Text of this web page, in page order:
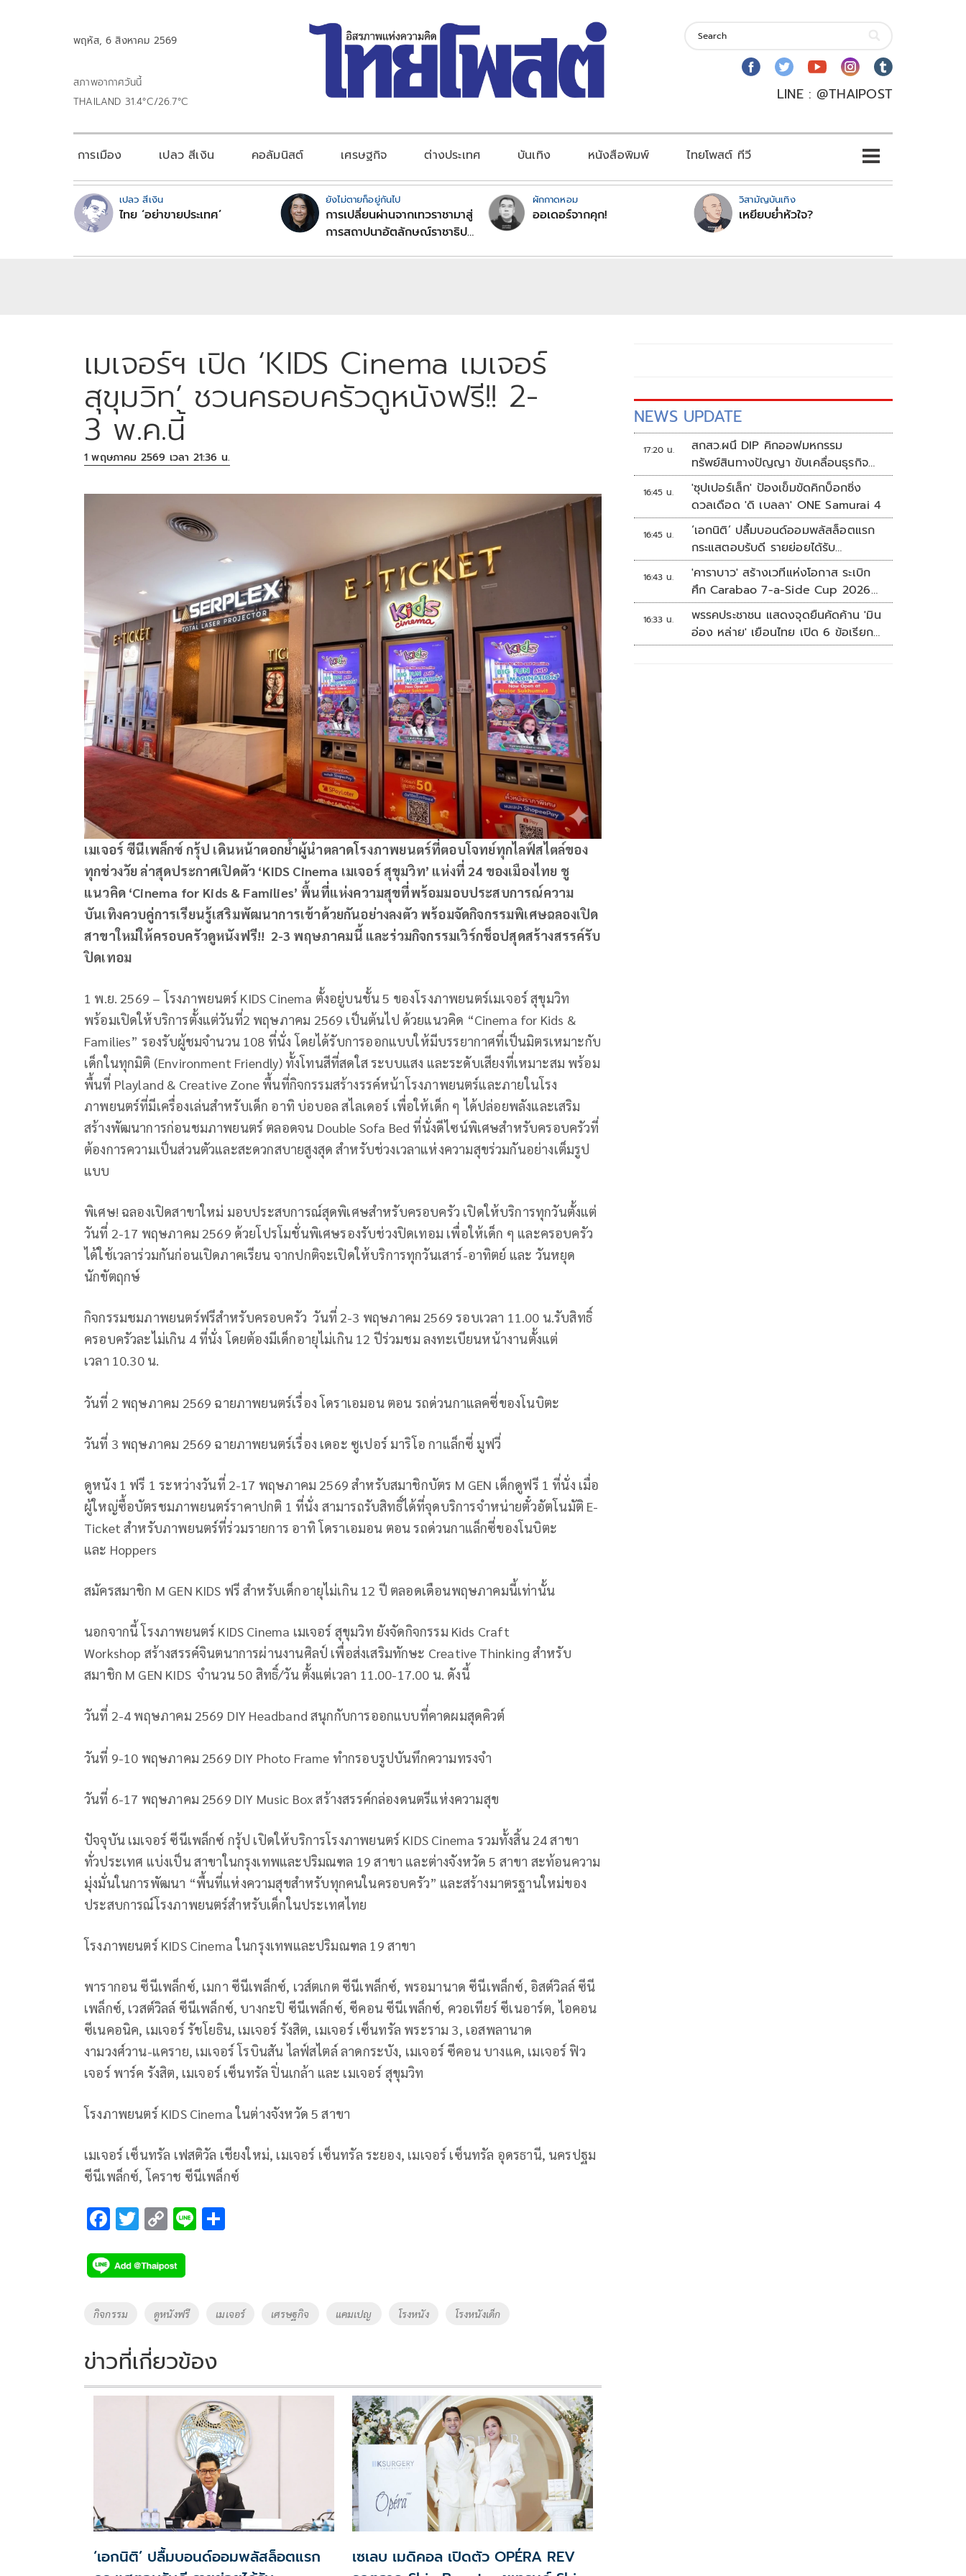
พฤหัส, 6 สิงหาคม 2569
สภาพอากาศวันนี้
THAILAND 31.4°C/26.7°C
LINE : @THAIPOST
การเมือง เปลว สีเงิน คอลัมนิสต์ เศรษฐกิจ ต่างประเทศ บันเทิง หนังสือพิมพ์ ไทยโพสต์ ทีวี
เปลว สีเงิน
ไทย ‘อย่าขายประเทศ’
ยังไม่ตายก็อยู่กันไป
การเปลี่ยนผ่านจากเทวราชามาสู่
การสถาปนาอัตลักษณ์ราชาธิป
ผักกาดหอม
ออเดอร์จากคุก!
วิสามัญบันเทิง
เหยียบย่ำหัวใจ?
เมเจอร์ฯ เปิด ‘KIDS Cinema เมเจอร์
สุขุมวิท’ ชวนครอบครัวดูหนังฟรี!! 2-
3 พ.ค.นี้
1 พฤษภาคม 2569 เวลา 21:36 น.
เมเจอร์ ซีนีเพล็กซ์ กรุ้ป เดินหน้าตอกย้ำผู้นำตลาดโรงภาพยนตร์ที่ตอบโจทย์ทุกไลฟ์สไตล์ของ
ทุกช่วงวัย ล่าสุดประกาศเปิดตัว ‘KIDS Cinema เมเจอร์ สุขุมวิท’ แห่งที่ 24 ของเมืองไทย ชู
แนวคิด ‘Cinema for Kids & Families’ พื้นที่แห่งความสุขที่พร้อมมอบประสบการณ์ความ
บันเทิงควบคู่การเรียนรู้เสริมพัฒนาการเข้าด้วยกันอย่างลงตัว พร้อมจัดกิจกรรมพิเศษฉลองเปิด
สาขาใหม่ให้ครอบครัวดูหนังฟรี!! 2-3 พฤษภาคมนี้ และร่วมกิจกรรมเวิร์กช็อปสุดสร้างสรรค์รับ
ปิดเทอม
1 พ.ย. 2569 – โรงภาพยนตร์ KIDS Cinema ตั้งอยู่บนชั้น 5 ของโรงภาพยนตร์เมเจอร์ สุขุมวิท
พร้อมเปิดให้บริการตั้งแต่วันที่2 พฤษภาคม 2569 เป็นต้นไป ด้วยแนวคิด “Cinema for Kids &
Families” รองรับผู้ชมจำนวน 108 ที่นั่ง โดยได้รับการออกแบบให้มีบรรยากาศที่เป็นมิตรเหมาะกับ
เด็กในทุกมิติ (Environment Friendly) ทั้งโทนสีที่สดใส ระบบแสง และระดับเสียงที่เหมาะสม พร้อม
พื้นที่ Playland & Creative Zone พื้นที่กิจกรรมสร้างรรค์หน้าโรงภาพยนตร์และภายในโรง
ภาพยนตร์ที่มีเครื่องเล่นสำหรับเด็ก อาทิ บ่อบอล สไลเดอร์ เพื่อให้เด็ก ๆ ได้ปล่อยพลังและเสริม
สร้างพัฒนาการก่อนชมภาพยนตร์ ตลอดจน Double Sofa Bed ที่นั่งดีไซน์พิเศษสำหรับครอบครัวที่
ต้องการความเป็นส่วนตัวและสะดวกสบายสูงสุด สำหรับช่วงเวลาแห่งความสุขร่วมกันอย่างเต็มรูป
แบบ
พิเศษ! ฉลองเปิดสาขาใหม่ มอบประสบการณ์สุดพิเศษสำหรับครอบครัว เปิดให้บริการทุกวันตั้งแต่
วันที่ 2-17 พฤษภาคม 2569 ด้วยโปรโมชั่นพิเศษรองรับช่วงปิดเทอม เพื่อให้เด็ก ๆ และครอบครัว
ได้ใช้เวลาร่วมกันก่อนเปิดภาคเรียน จากปกติจะเปิดให้บริการทุกวันเสาร์-อาทิตย์ และ วันหยุด
นักขัตฤกษ์
กิจกรรมชมภาพยนตร์ฟรีสำหรับครอบครัว วันที่ 2-3 พฤษภาคม 2569 รอบเวลา 11.00 น.รับสิทธิ์
ครอบครัวละไม่เกิน 4 ที่นั่ง โดยต้องมีเด็กอายุไม่เกิน 12 ปีร่วมชม ลงทะเบียนหน้างานตั้งแต่
เวลา 10.30 น.
วันที่ 2 พฤษภาคม 2569 ฉายภาพยนตร์เรื่อง โดราเอมอน ตอน รถด่วนกาแลคซี่ของโนบิตะ
วันที่ 3 พฤษภาคม 2569 ฉายภาพยนตร์เรื่อง เดอะ ซูเปอร์ มาริโอ กาแล็กซี่ มูฟวี่
ดูหนัง 1 ฟรี 1 ระหว่างวันที่ 2-17 พฤษภาคม 2569 สำหรับสมาชิกบัตร M GEN เด็กดูฟรี 1 ที่นั่ง เมื่อ
ผู้ใหญ่ซื้อบัตรชมภาพยนตร์ราคาปกติ 1 ที่นั่ง สามารถรับสิทธิ์ได้ที่จุดบริการจำหน่ายตั๋วอัตโนมัติ E-
Ticket สำหรับภาพยนตร์ที่ร่วมรายการ อาทิ โดราเอมอน ตอน รถด่วนกาแล็กซี่ของโนบิตะ
และ Hoppers
สมัครสมาชิก M GEN KIDS ฟรี สำหรับเด็กอายุไม่เกิน 12 ปี ตลอดเดือนพฤษภาคมนี้เท่านั้น
นอกจากนี้ โรงภาพยนตร์ KIDS Cinema เมเจอร์ สุขุมวิท ยังจัดกิจกรรม Kids Craft
Workshop สร้างสรรค์จินตนาการผ่านงานศิลป์ เพื่อส่งเสริมทักษะ Creative Thinking สำหรับ
สมาชิก M GEN KIDS จำนวน 50 สิทธิ์/วัน ตั้งแต่เวลา 11.00-17.00 น. ดังนี้
วันที่ 2-4 พฤษภาคม 2569 DIY Headband สนุกกับการออกแบบที่คาดผมสุดคิวต์
วันที่ 9-10 พฤษภาคม 2569 DIY Photo Frame ทำกรอบรูปบันทึกความทรงจำ
วันที่ 6-17 พฤษภาคม 2569 DIY Music Box สร้างสรรค์กล่องดนตรีแห่งความสุข
ปัจจุบัน เมเจอร์ ซีนีเพล็กซ์ กรุ้ป เปิดให้บริการโรงภาพยนตร์ KIDS Cinema รวมทั้งสิ้น 24 สาขา
ทั่วประเทศ แบ่งเป็น สาขาในกรุงเทพและปริมณฑล 19 สาขา และต่างจังหวัด 5 สาขา สะท้อนความ
มุ่งมั่นในการพัฒนา “พื้นที่แห่งความสุขสำหรับทุกคนในครอบครัว” และสร้างมาตรฐานใหม่ของ
ประสบการณ์โรงภาพยนตร์สำหรับเด็กในประเทศไทย
โรงภาพยนตร์ KIDS Cinema ในกรุงเทพและปริมณฑล 19 สาขา
พารากอน ซีนีเพล็กซ์, เมกา ซีนีเพล็กซ์, เวส์ตเกต ซีนีเพล็กซ์, พรอมานาด ซีนีเพล็กซ์, อิสต์วิลล์ ซีนี
เพล็กซ์, เวสต์วิลล์ ซีนีเพล็กซ์, บางกะปิ ซีนีเพล็กซ์, ซีคอน ซีนีเพล็กซ์, ควอเทียร์ ซีเนอาร์ต, ไอคอน
ซีเนคอนิค, เมเจอร์ รัชโยธิน, เมเจอร์ รังสิต, เมเจอร์ เซ็นทรัล พระราม 3, เอสพลานาด
งามวงศ์วาน-แคราย, เมเจอร์ โรบินสัน ไลฟ์สไตล์ ลาดกระบัง, เมเจอร์ ซีคอน บางแค, เมเจอร์ ฟิว
เจอร์ พาร์ค รังสิต, เมเจอร์ เซ็นทรัล ปิ่นเกล้า และ เมเจอร์ สุขุมวิท
โรงภาพยนตร์ KIDS Cinema ในต่างจังหวัด 5 สาขา
เมเจอร์ เซ็นทรัล เฟสติวัล เชียงใหม่, เมเจอร์ เซ็นทรัล ระยอง, เมเจอร์ เซ็นทรัล อุดรธานี, นครปฐม
ซีนีเพล็กซ์, โคราช ซีนีเพล็กซ์
F
e
b
o
k
T
tt
er
C
p
y
Li
k
Li
Tags
กิจกรรม ดูหนังฟรี เมเจอร์ เศรษฐกิจ แคมเปญ โรงหนัง โรงหนังเด็ก
ข่าวที่เกี่ยวข้อง
‘เอกนิติ’ ปลื้มบอนด์ออมพลัสล็อตแรก
เซเลบ เมดิคอล เปิดตัว OPÉRA REV
NEWS UPDATE
17:20 น.
สกสว.ผนึ DIP คิกออฟมหกรรม
ทรัพย์สินทางปัญญา ขับเคลื่อนธุรกิจ
ไทยสู่อนาคต
16:45 น.
'ซุปเปอร์เล็ก' ป้องเข็มขัดคิกบ็อกซิ่ง
ดวลเดือด 'ดิ เบลลา' ONE Samurai 4
16:45 น.
‘เอกนิติ’ ปลื้มบอนด์ออมพลัสล็อตแรก
กระแสตอบรับดี รายย่อยได้รับ
จัดสรร2.2หมื่นคน เปิดจองรอบใหม่
ก.ย.นี้
16:43 น.
'คาราบาว' สร้างเวทีแห่งโอกาส ระเบิก
ศึก Carabao 7-a-Side Cup 2026
หาแชมป์ดูบอลที่เวมบลีย์
16:33 น.
พรรคประชาชน แสดงจุดยืนคัดค้าน 'มิน
อ่อง หล่าย' เยือนไทย เปิด 6 ข้อเรียก
ร้องรัฐสภา-รัฐบาล